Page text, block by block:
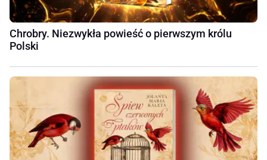
Chrobry. Niezwykła powieść o pierwszym królu
Polski